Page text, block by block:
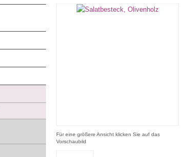
Für eine größere Ansicht klicken Sie auf das
Vorschaubild